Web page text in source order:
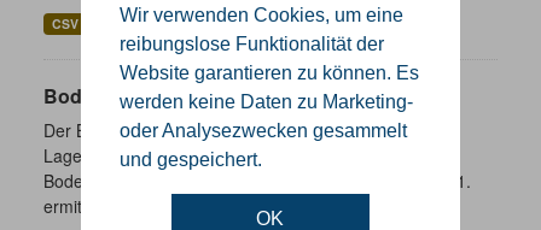
Wir verwenden Cookies, um eine
reibungslose Funktionalität der
Website garantieren zu können. Es
werden keine Daten zu Marketing-
oder Analysezwecken gesammelt
und gespeichert.
OK
CSV GeoJSON SHP
Bodenrichtwerte
Der Bodenrichtwert beschreibt den durchschnittlichen
Lagewert für den Boden innerhalb einer
Bodenrichtwertzone. Er wird jeweils zum Stichtag 01.01.
ermittelt und spätestens zum...